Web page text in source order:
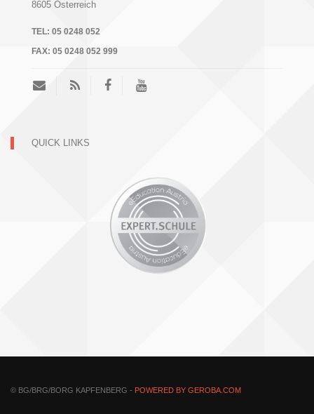
8605 Österreich
TEL: 05 0248 052
FAX: 05 0248 052 999
QUICK LINKS
© BG/BRG/BORG KAPFENBERG - POWERED BY GEROBA.COM